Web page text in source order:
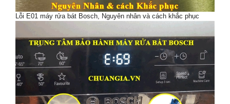
Lỗi E01 máy rửa bát Bosch, Nguyên nhân và cách khắc phục